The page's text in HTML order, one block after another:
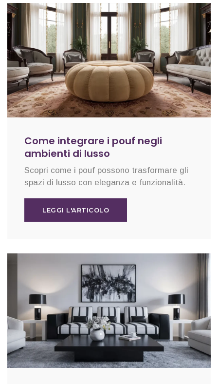
Come integrare i pouf negli
ambienti di lusso
Scopri come i pouf possono trasformare gli
spazi di lusso con eleganza e funzionalità.
LEGGI L'ARTICOLO